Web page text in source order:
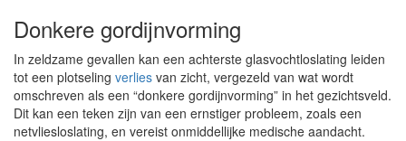
Donkere gordijnvorming
In zeldzame gevallen kan een achterste glasvochtloslating leiden
tot een plotseling verlies van zicht, vergezeld van wat wordt
omschreven als een “donkere gordijnvorming” in het gezichtsveld.
Dit kan een teken zijn van een ernstiger probleem, zoals een
netvliesloslating, en vereist onmiddellijke medische aandacht.